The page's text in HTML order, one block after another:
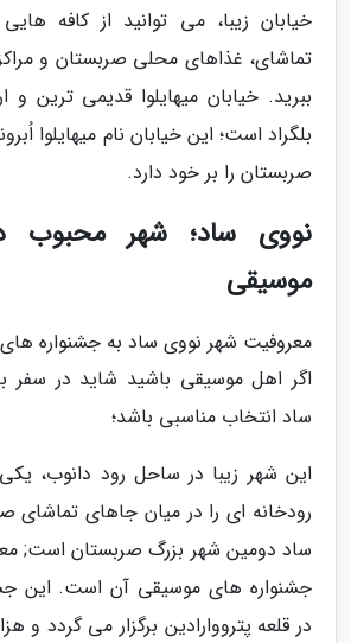
خیابان زیبا، می توانید از کافه
تماشای، غذاهای محلی صربستان و
ببرید. خیابان میهایلوا قدیمی ترین و
بلگراد است؛ این خیابان نام میهایلوا
صربستان را بر خود دارد.
نووی ساد؛ شهر محبوب
موسیقی
معروفیت شهر نووی ساد به جشنواره
اگر اهل موسیقی باشید شاید در سفر
ساد انتخاب مناسبی باشد؛
این شهر زیبا در ساحل رود دانوب،
رودخانه ای را در میان جاهای تماشای
ساد دومین شهر بزرگ صربستان است;
جشنواره های موسیقی آن است. این
در قلعه پترووارادین برگزار می گردد و